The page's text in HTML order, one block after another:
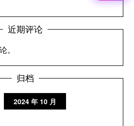
近期评论
。
归档
2024 年 10 月